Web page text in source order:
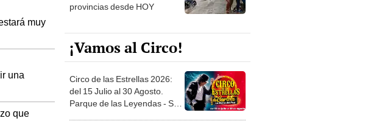
muy
una
que
provincias desde HOY
¡Vamos al Circo!
Circo de las Estrellas 2026:
del 15 Julio al 30 Agosto.
Parque de las Leyendas - San